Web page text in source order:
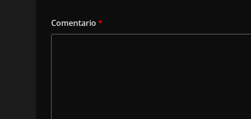
Comentario *